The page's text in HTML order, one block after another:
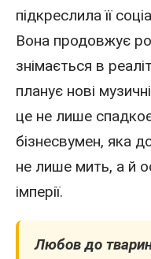
підкреслила її
Вона продовжує
знімається в
планує нові
це не лише
бізнесвумен, яка
не лише мить, а й
імперії.
Любов до